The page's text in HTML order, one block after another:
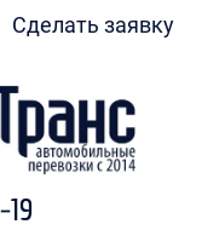
Сделать заявку
19